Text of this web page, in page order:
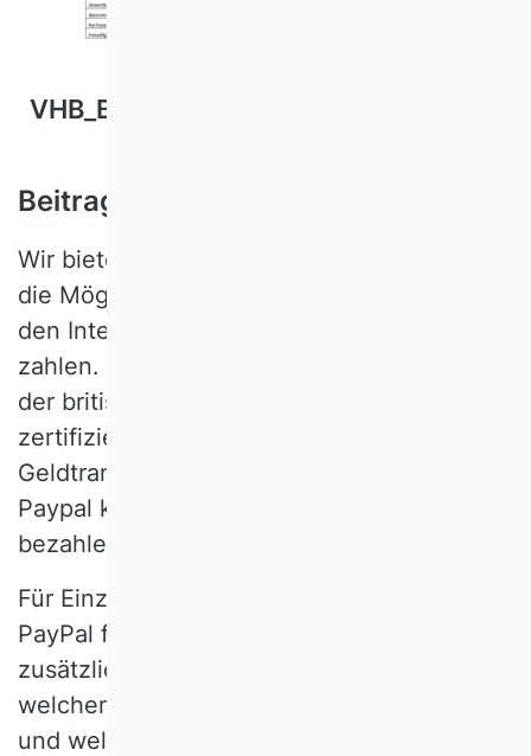
VHB_Beitragsinformation.pdf
Beitragszahlung über PayPal
Wir bieten unseren Mitgliedern
die Möglichkeit, ihren Mitgliedsbeitrag über
den Internet-Zahlungsdienst PayPal zu
zahlen. PayPal (Europe) ist ein von
der britischen Aufsichtsbehörde FSA
zertifiziertes Unternehmen für sichere
Geldtransaktionen über das Internet. Über
Paypal können Sie auch mit Kreditkarte
bezahlen.
Für Einzahlungen über den Zahlungsweg
PayPal fallen dem VHB Gebühren und
zusätzlicher Aufwand an, je nachdem aus
welchem Herkunftsland die Zahlung erfolgt
und welche Währung ggfs. in Euro